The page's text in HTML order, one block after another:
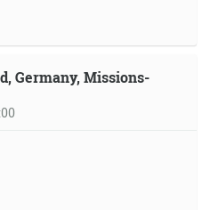
Germany, Missions-